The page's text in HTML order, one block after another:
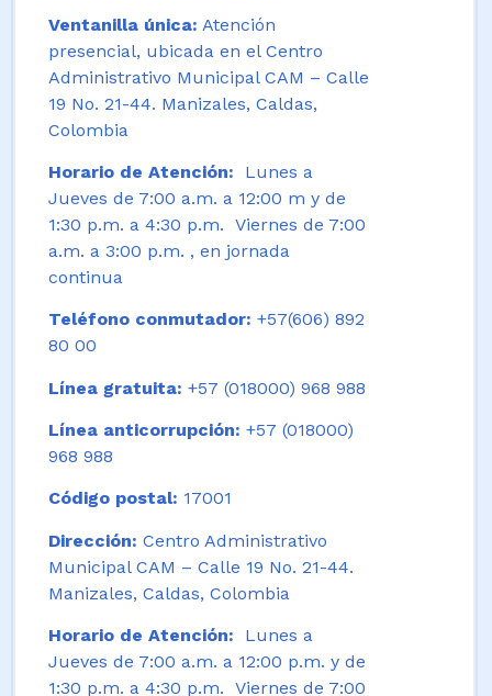
Ventanilla única: Atención
presencial, ubicada en el Centro
Administrativo Municipal CAM – Calle
19 No. 21-44. Manizales, Caldas,
Colombia
Horario de Atención:
Lunes a
Jueves de 7:00 a.m. a 12:00 m y de
1:30 p.m. a 4:30 p.m. Viernes de 7:00
a.m. a 3:00 p.m. , en jornada
continua
Teléfono conmutador: +57(606) 892
80 00
Línea gratuita: +57 (018000) 968 988
Línea anticorrupción: +57 (018000)
968 988
Código postal: 17001
Dirección: Centro Administrativo
Municipal CAM – Calle 19 No. 21-44.
Manizales, Caldas, Colombia
Horario de Atención: Lunes a
Jueves de 7:00 a.m. a 12:00 p.m. y de
1:30 p.m. a 4:30 p.m. Viernes de 7:00